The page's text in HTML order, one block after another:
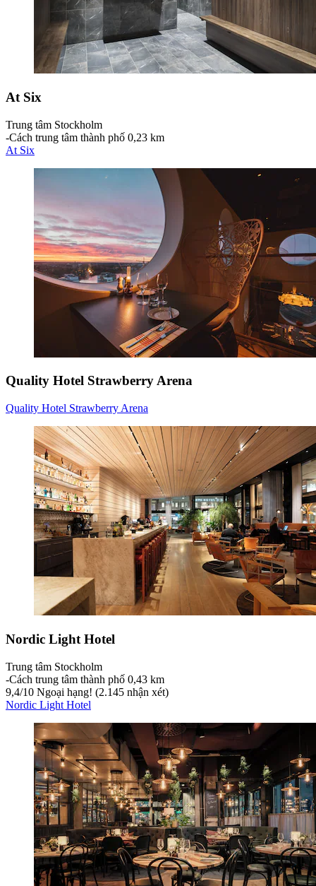
At Six
Trung tâm Stockholm
‐Cách trung tâm thành phố 0,23 km
At Six
Quality Hotel Strawberry Arena
Quality Hotel Strawberry Arena
Nordic Light Hotel
Trung tâm Stockholm
‐Cách trung tâm thành phố 0,43 km
9,4/10 Ngoại hạng! (2.145 nhận xét)
Nordic Light Hotel